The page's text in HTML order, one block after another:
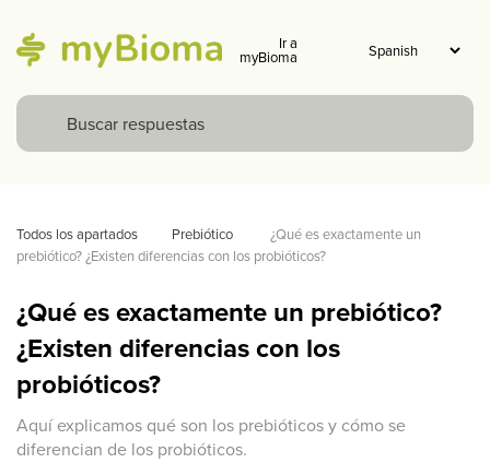
Ir a
myBioma
Todos los apartados Prebiótico
¿Qué es exactamente un
prebiótico? ¿Existen diferencias con los probióticos?
¿Qué es exactamente un prebiótico?
¿Existen diferencias con los
probióticos?
Aquí explicamos qué son los prebióticos y cómo se
diferencian de los probióticos.